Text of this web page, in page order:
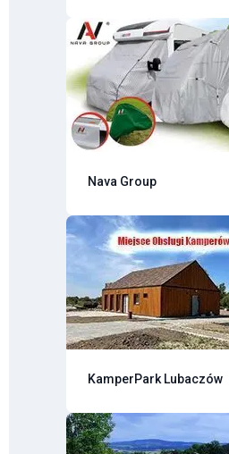
Nava Group
KamperPark Lubaczów